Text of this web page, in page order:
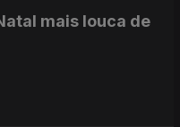
mais louca de